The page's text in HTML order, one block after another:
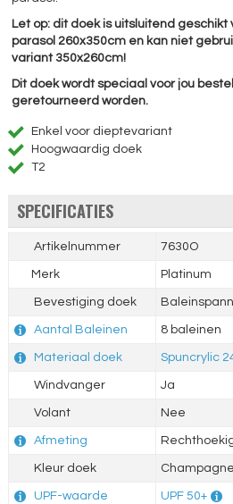
Let op: dit doek is uitsluitend
parasol 260x350cm en kan niet
variant 350x260cm!
Dit doek wordt speciaal voor jou
geretourneerd worden.
Enkel voor dieptevariant
Hoogwaardig doek
T2
SPECIFICATIES
Artikelnummer 7630O
Merk Platinum
Bevestiging doek
Aantal Baleinen 8 baleinen
Materiaal doek Spuncrylic
Windvanger Ja
Volant Nee
Afmeting
Kleur doek Champagne
UPF-waarde UPF 50+